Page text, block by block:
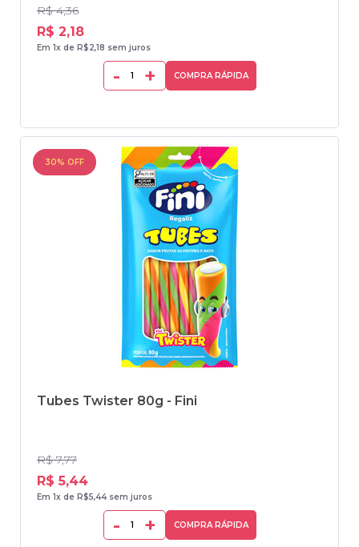
R$ 4,36
R$ 2,18
Em 1x de R$2,18 sem juros
- + COMPRA RÁPIDA
30% OFF
Tubes Twister 80g - Fini
R$ 7,77
R$ 5,44
Em 1x de R$5,44 sem juros
- + COMPRA RÁPIDA